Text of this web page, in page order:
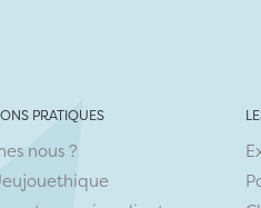
PRATIQUES
nous ?